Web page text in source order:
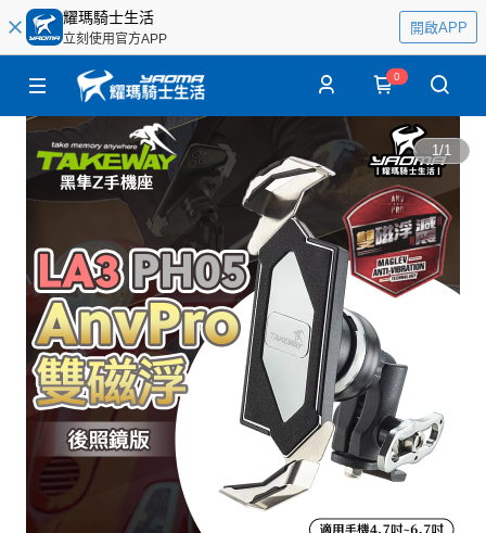
耀瑪騎士生活
立刻使用官方APP
開啟APP
0
1/1